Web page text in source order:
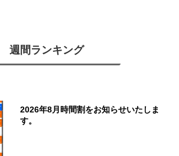
週間ランキング
2026年8月時間割をお知らせいたしま
す。